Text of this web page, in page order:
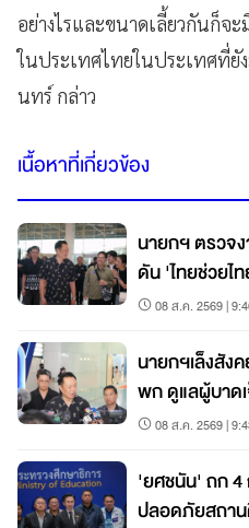
อย่างไรและขนาดเลี้ยวกันก็
ในประเทศไทยในประเทศที่ยั
นทร์ กล่าว
เนื้อหาที่เกี่ยวข้อง
นายกฯ ตรวจ
ดัน 'ไทยช่วย
08 ส.ค. 2569 |
นายกฯเล็งสัง
พก ดูแลผู้บาด
08 ส.ค. 2569 |
'ยศชนัน' ถก 4
ปลอดภัยสถา